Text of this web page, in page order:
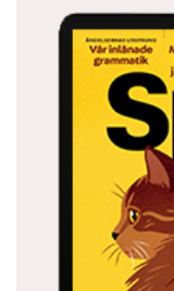
kinesiskt
östkinesiska
huvudstad i
period. När
utropades
Peking, och ett
den
blev putonghua.
– Vi behöver